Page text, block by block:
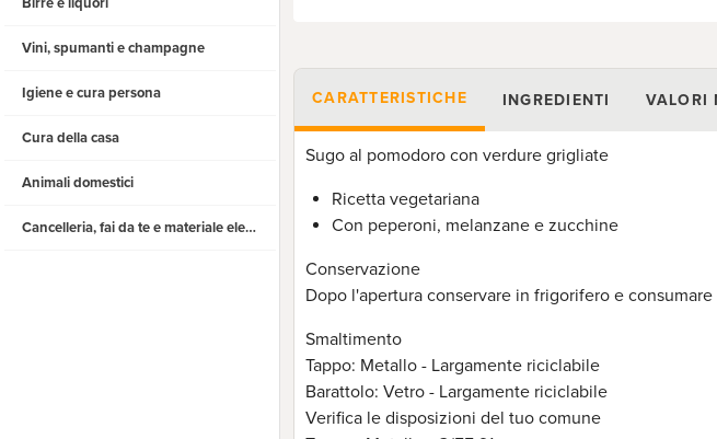
Vini, spumanti e champagne
Igiene e cura persona
Cura della casa
Animali domestici
Cancelleria, fai da te e materiale elettrico
CARATTERISTICHE INGREDIENTI VALORI
Sugo al pomodoro con verdure grigliate
Ricetta vegetariana
Con peperoni, melanzane e zucchine
Conservazione
Dopo l'apertura conservare in frigorifero e
Smaltimento
Tappo: Metallo - Largamente riciclabile
Barattolo: Vetro - Largamente riciclabile
Verifica le disposizioni del tuo comune